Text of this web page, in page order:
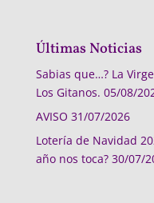
Últimas Noticias
Sabias que…? La
Los Gitanos. 05/08/
AVISO 31/07/2026
Lotería de Navidad
año nos toca? 30/07/